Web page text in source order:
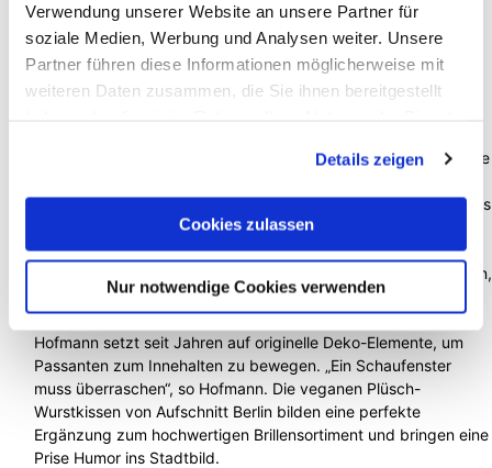
Verwendung unserer Website an unsere Partner für
soziale Medien, Werbung und Analysen weiter. Unsere
Partner führen diese Informationen möglicherweise mit
weiteren Daten zusammen, die Sie ihnen bereitgestellt
Details zeigen
Cookies zulassen
Nur notwendige Cookies verwenden